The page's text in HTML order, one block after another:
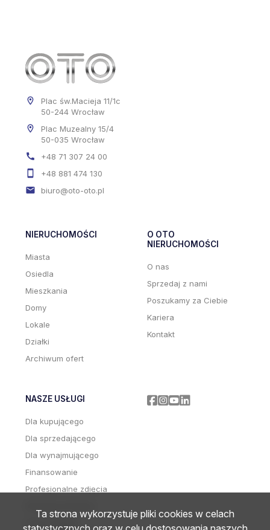
Plac św.Macieja 11/1c
50-244 Wrocław
Plac Muzealny 15/4
50-035 Wrocław
+48 71 307 24 00
+48 881 474 130
biuro@oto-oto.pl
NIERUCHOMOŚCI
Miasta
Osiedla
Mieszkania
Domy
Lokale
Działki
Archiwum ofert
O OTO
NIERUCHOMOŚCI
O nas
Sprzedaj z nami
Poszukamy za Ciebie
Kariera
Kontakt
NASZE USŁUGI
Dla kupującego
Dla sprzedającego
Dla wynajmującego
Finansowanie
Profesjonalne zdjęcia
Home staging
Facebook
Facebook
Facebook
Facebook
Ta strona wykorzystuje pliki cookies w celach